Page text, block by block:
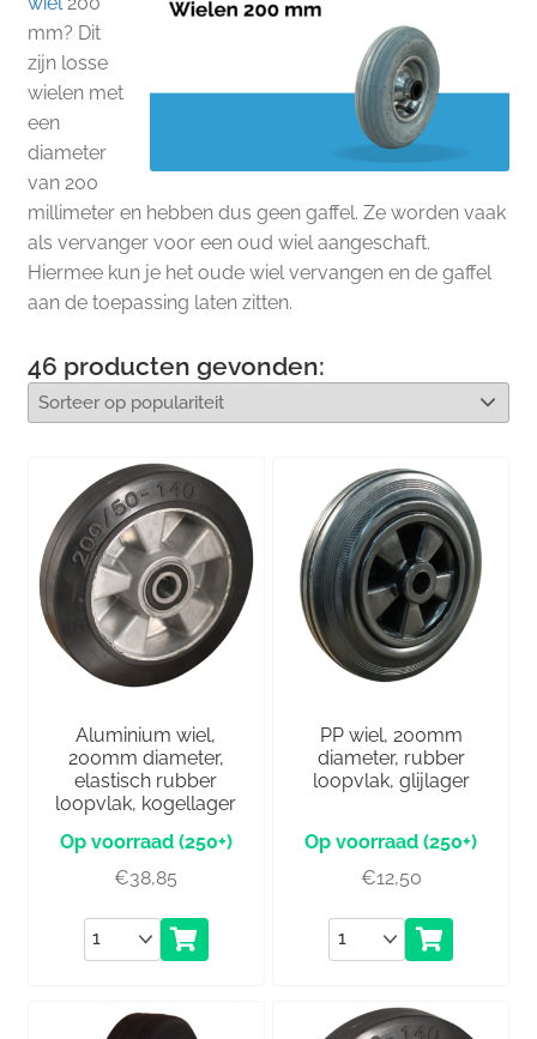
mm? Dit
zijn losse
wielen met
een
diameter
van 200
millimeter en hebben dus geen gaffel. Ze worden vaak
als vervanger voor een oud wiel aangeschaft.
Hiermee kun je het oude wiel vervangen en de gaffel
aan de toepassing laten zitten.
46 producten gevonden:
Aluminium wiel,
200mm diameter,
elastisch rubber
loopvlak, kogellager
(250+)
€38,85
Aantal
PP wiel, 200mm
diameter, rubber
loopvlak, glijlager
(250+)
€12,50
Aantal